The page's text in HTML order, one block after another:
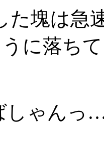
た塊は急
に落ち
ゃんっ